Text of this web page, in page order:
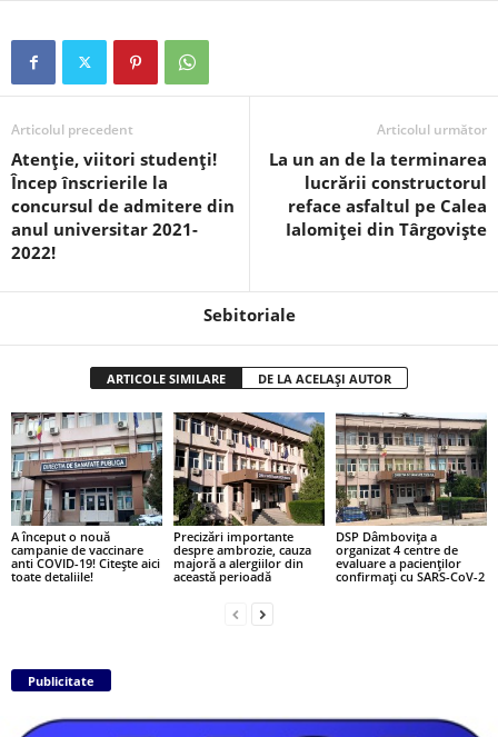
Articolul precedent
Atenție, viitori studenți!
Încep înscrierile la
concursul de admitere din
anul universitar 2021-
2022!
Articolul următor
La un an de la terminarea
lucrării constructorul
reface asfaltul pe Calea
Ialomiței din Târgoviște
Sebitoriale
ARTICOLE SIMILARE DE LA ACELAȘI AUTOR
A început o nouă
campanie de vaccinare
anti COVID-19! Citește aici
toate detaliile!
Precizări importante
despre ambrozie, cauza
majoră a alergiilor din
această perioadă
DSP Dâmbovița a
organizat 4 centre de
evaluare a pacienților
confirmați cu SARS-CoV-2
Publicitate